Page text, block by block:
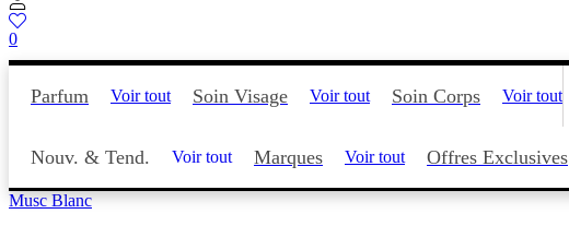
0
Parfum Voir tout Soin Visage Voir tout Soin Corps Voir tout
Nouv. & Tend. Voir tout Marques Voir tout Offres Exclusives
Musc Blanc